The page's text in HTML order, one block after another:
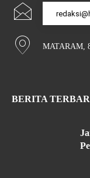
MATARAM,
BERITA